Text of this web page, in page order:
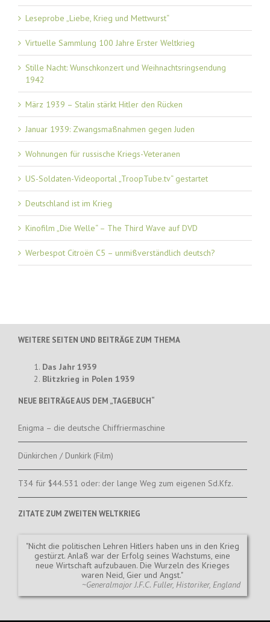
Leseprobe „Liebe, Krieg und Mettwurst“
Virtuelle Sammlung 100 Jahre Erster Weltkrieg
Stille Nacht: Wunschkonzert und Weihnachtsringsendung
1942
März 1939 – Stalin stärkt Hitler den Rücken
Januar 1939: Zwangsmaßnahmen gegen Juden
Wohnungen für russische Kriegs-Veteranen
US-Soldaten-Videoportal „TroopTube.tv“ gestartet
Deutschland ist im Krieg
Kinofilm „Die Welle“ – The Third Wave auf DVD
Werbespot Citroën C5 – unmißverständlich deutsch?
WEITERE SEITEN UND BEITRÄGE ZUM THEMA
Das Jahr 1939
Blitzkrieg in Polen 1939
NEUE BEITRÄGE AUS DEM „TAGEBUCH“
Enigma – die deutsche Chiffriermaschine
Dünkirchen / Dunkirk (Film)
T34 für $44.531 oder: der lange Weg zum eigenen Sd.Kfz.
ZITATE ZUM ZWEITEN WELTKRIEG
Nicht die politischen Lehren Hitlers haben uns in den Krieg
gestürzt. Anlaß war der Erfolg seines Wachstums, eine
neue Wirtschaft aufzubauen. Die Wurzeln des Krieges
waren Neid, Gier und Angst.
~Generalmajor J.F.C. Fuller, Historiker, England